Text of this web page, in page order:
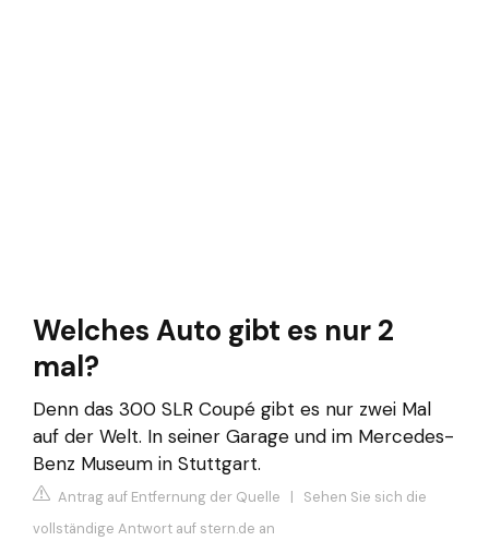
Welches Auto gibt es nur 2
mal?
Denn das 300 SLR Coupé gibt es nur zwei Mal
auf der Welt. In seiner Garage und im Mercedes-
Benz Museum in Stuttgart.
Antrag auf Entfernung der Quelle | Sehen Sie sich die
vollständige Antwort auf stern.de an